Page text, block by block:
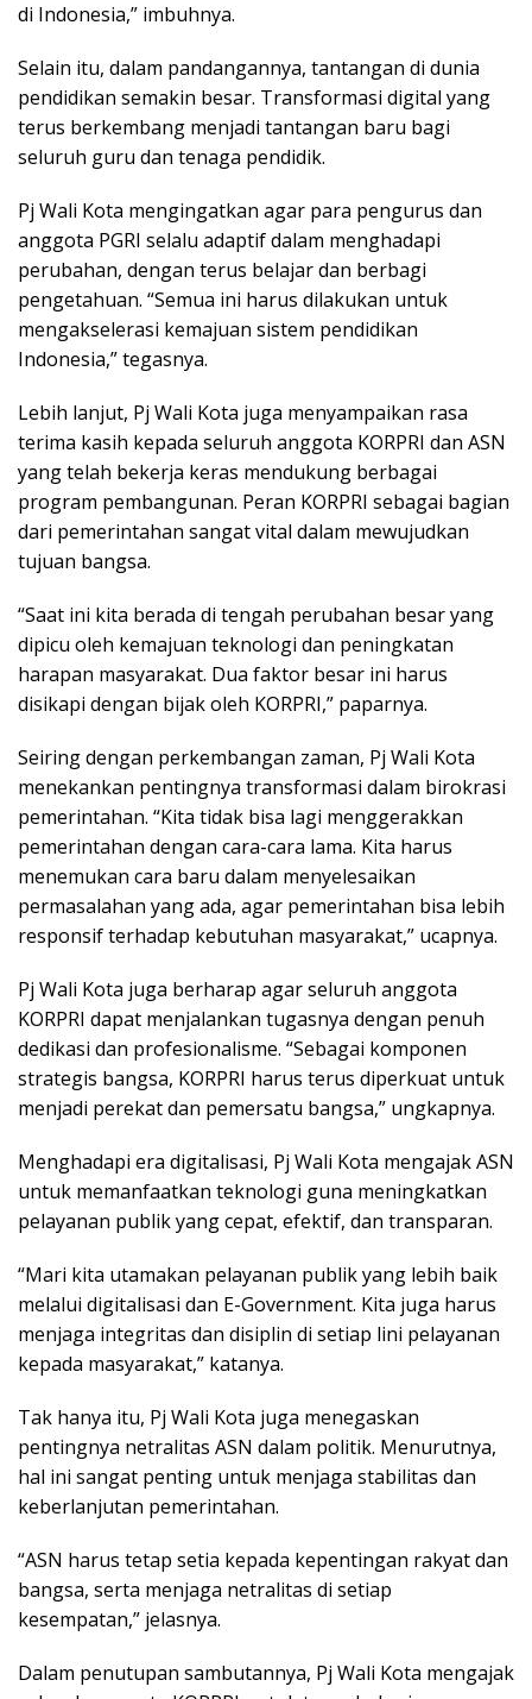
di Indonesia,” imbuhnya.
Selain itu, dalam pandangannya, tantangan di dunia
pendidikan semakin besar. Transformasi digital yang
terus berkembang menjadi tantangan baru bagi
seluruh guru dan tenaga pendidik.
Pj Wali Kota mengingatkan agar para pengurus dan
anggota PGRI selalu adaptif dalam menghadapi
perubahan, dengan terus belajar dan berbagi
pengetahuan. “Semua ini harus dilakukan untuk
mengakselerasi kemajuan sistem pendidikan
Indonesia,” tegasnya.
Lebih lanjut, Pj Wali Kota juga menyampaikan rasa
terima kasih kepada seluruh anggota KORPRI dan ASN
yang telah bekerja keras mendukung berbagai
program pembangunan. Peran KORPRI sebagai bagian
dari pemerintahan sangat vital dalam mewujudkan
tujuan bangsa.
“Saat ini kita berada di tengah perubahan besar yang
dipicu oleh kemajuan teknologi dan peningkatan
harapan masyarakat. Dua faktor besar ini harus
disikapi dengan bijak oleh KORPRI,” paparnya.
Seiring dengan perkembangan zaman, Pj Wali Kota
menekankan pentingnya transformasi dalam birokrasi
pemerintahan. “Kita tidak bisa lagi menggerakkan
pemerintahan dengan cara-cara lama. Kita harus
menemukan cara baru dalam menyelesaikan
permasalahan yang ada, agar pemerintahan bisa lebih
responsif terhadap kebutuhan masyarakat,” ucapnya.
Pj Wali Kota juga berharap agar seluruh anggota
KORPRI dapat menjalankan tugasnya dengan penuh
dedikasi dan profesionalisme. “Sebagai komponen
strategis bangsa, KORPRI harus terus diperkuat untuk
menjadi perekat dan pemersatu bangsa,” ungkapnya.
Menghadapi era digitalisasi, Pj Wali Kota mengajak ASN
untuk memanfaatkan teknologi guna meningkatkan
pelayanan publik yang cepat, efektif, dan transparan.
“Mari kita utamakan pelayanan publik yang lebih baik
melalui digitalisasi dan E-Government. Kita juga harus
menjaga integritas dan disiplin di setiap lini pelayanan
kepada masyarakat,” katanya.
Tak hanya itu, Pj Wali Kota juga menegaskan
pentingnya netralitas ASN dalam politik. Menurutnya,
hal ini sangat penting untuk menjaga stabilitas dan
keberlanjutan pemerintahan.
“ASN harus tetap setia kepada kepentingan rakyat dan
bangsa, serta menjaga netralitas di setiap
kesempatan,” jelasnya.
Dalam penutupan sambutannya, Pj Wali Kota mengajak